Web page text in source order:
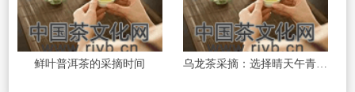
鲜叶普洱茶的采摘时间 乌龙茶采摘：选择晴天午青鲜叶